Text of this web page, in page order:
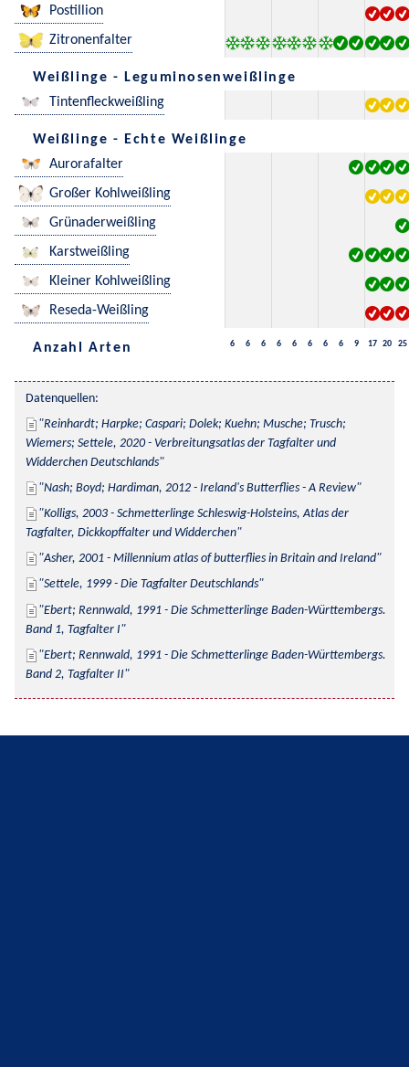
Postillion
Zitronenfalter
Weißlinge - Leguminosenweißlinge
Tintenfleckweißling
Weißlinge - Echte Weißlinge
Aurorafalter
Großer Kohlweißling
Grünaderweißling
Karstweißling
Kleiner Kohlweißling
Reseda-Weißling
Anzahl Arten 6 6 6 6 6 6 6 6 9 17 20 25
Datenquellen:
Reinhardt; Harpke; Caspari; Dolek; Kuehn; Musche; Trusch;
Wiemers; Settele, 2020 - Verbreitungsatlas der Tagfalter und
Widderchen Deutschlands
Nash; Boyd; Hardiman, 2012 - Ireland's Butterflies - A Review
Kolligs, 2003 - Schmetterlinge Schleswig-Holsteins, Atlas der
Tagfalter, Dickkopffalter und Widderchen
Asher, 2001 - Millennium atlas of butterflies in Britain and Ireland
Settele, 1999 - Die Tagfalter Deutschlands
Ebert; Rennwald, 1991 - Die Schmetterlinge Baden-Württembergs.
Band 1, Tagfalter I
Ebert; Rennwald, 1991 - Die Schmetterlinge Baden-Württembergs.
Band 2, Tagfalter II